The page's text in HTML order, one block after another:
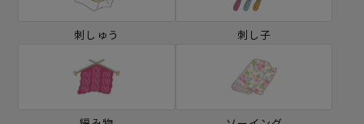
刺しゅう 刺し子